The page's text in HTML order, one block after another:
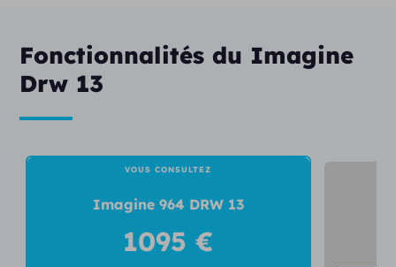
Synchronized Satisfy
Synchronized Speech Spotter
Bobine téléphonique
Piles auditives 13
Connexion Bluetooth
Fonctionnalités du Imagine
Drw 13
VOUS CONSULTEZ
Imagine 964 DRW 13
1095 €